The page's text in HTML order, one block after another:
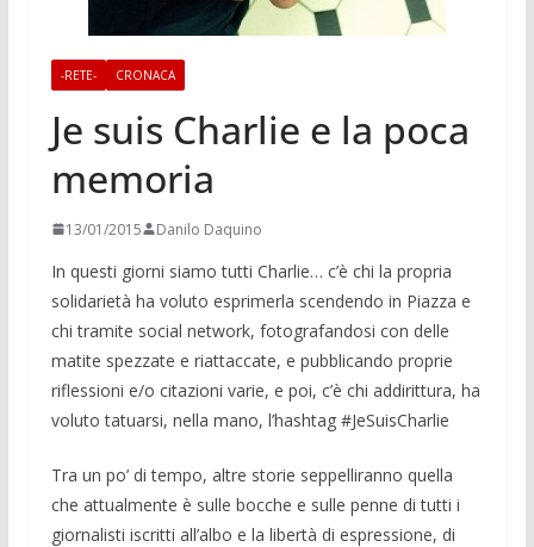
-RETE- CRONACA
Je suis Charlie e la poca
memoria
13/01/2015 Danilo Daquino
In questi giorni siamo tutti Charlie… c’è chi la propria
solidarietà ha voluto esprimerla scendendo in Piazza e
chi tramite social network, fotografandosi con delle
matite spezzate e riattaccate, e pubblicando proprie
riflessioni e/o citazioni varie, e poi, c’è chi addirittura, ha
voluto tatuarsi, nella mano, l’hashtag #JeSuisCharlie
Tra un po’ di tempo, altre storie seppelliranno quella
che attualmente è sulle bocche e sulle penne di tutti i
giornalisti iscritti all’albo e la libertà di espressione, di